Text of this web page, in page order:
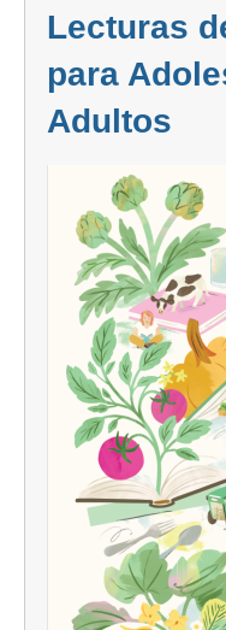
Lecturas
para
Adultos